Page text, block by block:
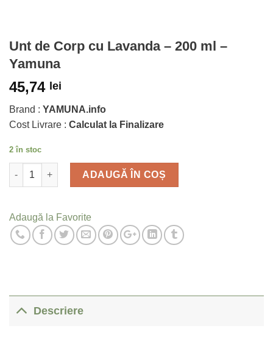
Unt de Corp cu Lavanda – 200 ml –
Yamuna
45,74 lei
Brand : YAMUNA.info
Cost Livrare : Calculat la Finalizare
2 în stoc
Cantitate
ADAUGĂ ÎN COȘ
Adaugă la Favorite
Descriere